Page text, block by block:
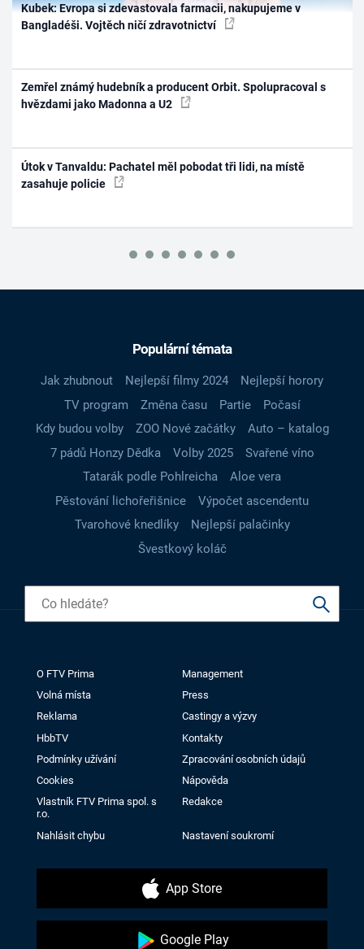
Kubek: Evropa si zdevastovala farmacii, nakupujeme v
Bangladéši. Vojtěch ničí zdravotnictví
Zemřel známý hudebník a producent Orbit. Spolupracoval s
hvězdami jako Madonna a U2
Útok v Tanvaldu: Pachatel měl pobodat tři lidi, na místě
zasahuje policie
Populární témata
Jak zhubnout Nejlepší filmy 2024
Nejlepší horory
TV program
Změna času Partie
Počasí
Kdy budou volby
ZOO Nové začátky
Auto – katalog
7 pádů Honzy Dědka
Volby 2025
Svařené víno
Tatarák podle Pohlreicha
Aloe vera
Pěstování lichořeřišnice
Výpočet ascendentu
Tvarohové knedlíky
Nejlepší palačinky
Švestkový koláč
O FTV Prima
Management
Volná místa
Press
Reklama
Castingy a výzvy
HbbTV
Kontakty
Podmínky užívání
Zpracování osobních údajů
Cookies
Nápověda
Vlastník FTV Prima spol. s
r.o.
Redakce
Nahlásit chybu Nastavení soukromí
App Store
Google Play